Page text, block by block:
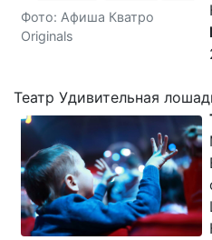
Фото: Афиша Кватро
Originals
Театр Удивительная